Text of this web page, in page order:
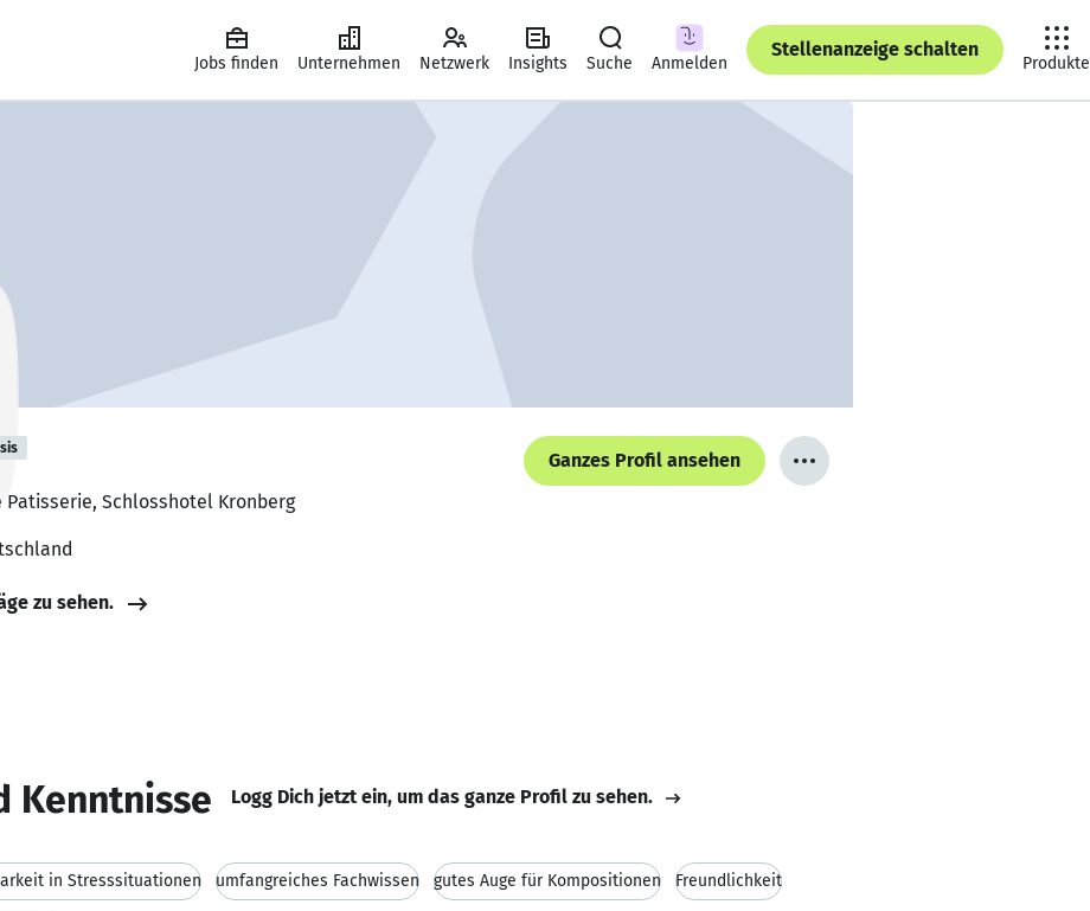
Jobs finden Unternehmen Netzwerk Insights Suche Anmelden
Stellenanzeige schalten
Produkte
Ganzes Profil ansehen
Schlosshotel Kronberg
zu sehen.
Kenntnisse Logg Dich jetzt ein, um das ganze Profil zu sehen.
in Stresssituationen umfangreiches Fachwissen gutes Auge für Kompositionen Freundlichkeit